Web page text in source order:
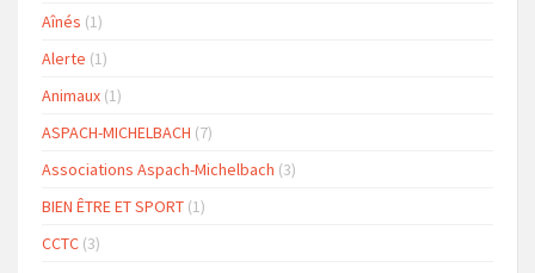
Aînés (1)
Alerte (1)
Animaux (1)
ASPACH-MICHELBACH (7)
Associations Aspach-Michelbach (3)
BIEN ÊTRE ET SPORT (1)
CCTC (3)